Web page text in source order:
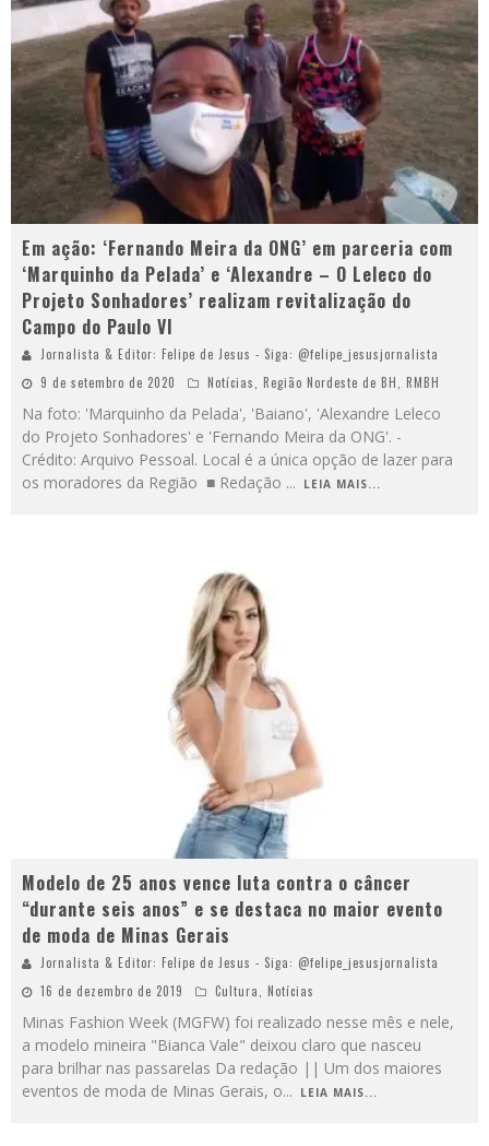
Em ação: ‘Fernando Meira da ONG’ em parceria com
‘Marquinho da Pelada’ e ‘Alexandre – O Leleco do
Projeto Sonhadores’ realizam revitalização do
Campo do Paulo VI
Jornalista & Editor: Felipe de Jesus - Siga: @felipe_jesusjornalista
9 de setembro de 2020
Notícias Região Nordeste de BH RMBH
Na foto: 'Marquinho da Pelada', 'Baiano', 'Alexandre Leleco
do Projeto Sonhadores' e 'Fernando Meira da ONG'. -
Crédito: Arquivo Pessoal. Local é a única opção de lazer para
os moradores da Região ■ Redação ... LEIA MAIS...
Modelo de 25 anos vence luta contra o câncer
“durante seis anos” e se destaca no maior evento
de moda de Minas Gerais
Jornalista & Editor: Felipe de Jesus - Siga: @felipe_jesusjornalista
16 de dezembro de 2019
Cultura Notícias
Minas Fashion Week (MGFW) foi realizado nesse mês e nele,
a modelo mineira "Bianca Vale" deixou claro que nasceu
para brilhar nas passarelas Da redação || Um dos maiores
eventos de moda de Minas Gerais, o... LEIA MAIS...